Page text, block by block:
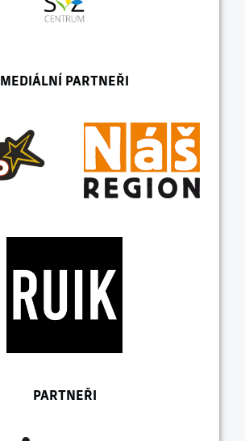
MEDIÁLNÍ PARTNEŘI
PARTNEŘI